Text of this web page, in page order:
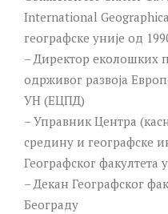
International
географске уније од
– Директор еколошких
одрживог развоја
УН (ЕЦПД)
– Управник Центра
средину и географске
Географског факултета
– Декан Географског
Београду